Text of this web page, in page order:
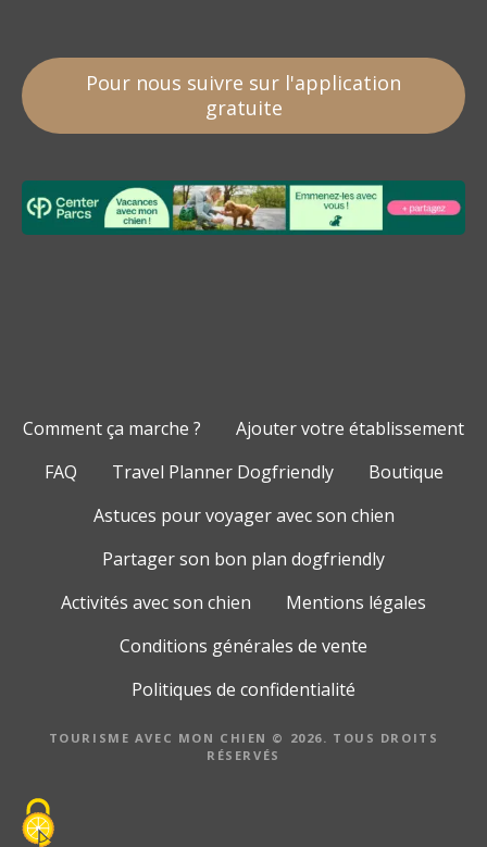
Pour nous suivre sur l'application
gratuite
Comment ça marche ?
Ajouter votre établissement
FAQ
Travel Planner Dogfriendly
Boutique
Astuces pour voyager avec son chien
Partager son bon plan dogfriendly
Activités avec son chien
Mentions légales
Conditions générales de vente
Politiques de confidentialité
TOURISME AVEC MON CHIEN © 2026. TOUS DROITS
RÉSERVÉS